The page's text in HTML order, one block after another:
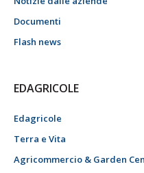
Documenti
Flash news
EDAGRICOLE
Edagricole
Terra e Vita
Agricommercio & Garden